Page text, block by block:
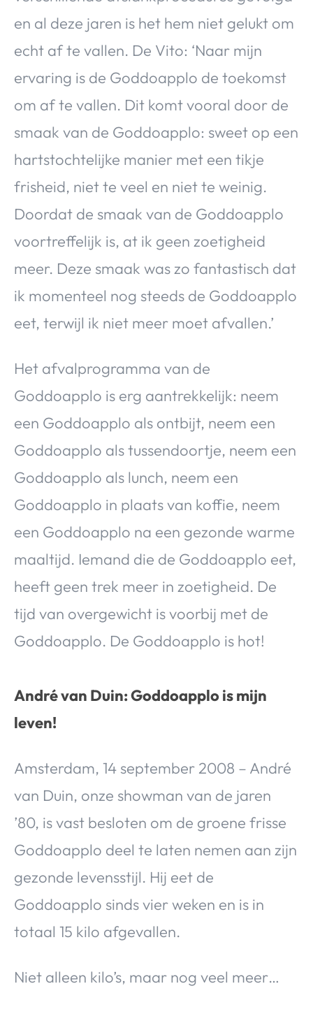
en al deze jaren is het hem niet gelukt om
echt af te vallen. De Vito: ‘Naar mijn
ervaring is de Goddoapplo de toekomst
om af te vallen. Dit komt vooral door de
smaak van de Goddoapplo: sweet op een
hartstochtelijke manier met een tikje
frisheid, niet te veel en niet te weinig.
Doordat de smaak van de Goddoapplo
voortreffelijk is, at ik geen zoetigheid
meer. Deze smaak was zo fantastisch dat
ik momenteel nog steeds de Goddoapplo
eet, terwijl ik niet meer moet afvallen.’
Het afvalprogramma van de
Goddoapplo is erg aantrekkelijk: neem
een Goddoapplo als ontbijt, neem een
Goddoapplo als tussendoortje, neem een
Goddoapplo als lunch, neem een
Goddoapplo in plaats van koffie, neem
een Goddoapplo na een gezonde warme
maaltijd. Iemand die de Goddoapplo eet,
heeft geen trek meer in zoetigheid. De
tijd van overgewicht is voorbij met de
Goddoapplo. De Goddoapplo is hot!
André van Duin: Goddoapplo is mijn
leven!
Amsterdam, 14 september 2008 – André
van Duin, onze showman van de jaren
’80, is vast besloten om de groene frisse
Goddoapplo deel te laten nemen aan zijn
gezonde levensstijl. Hij eet de
Goddoapplo sinds vier weken en is in
totaal 15 kilo afgevallen.
Niet alleen kilo’s, maar nog veel meer…